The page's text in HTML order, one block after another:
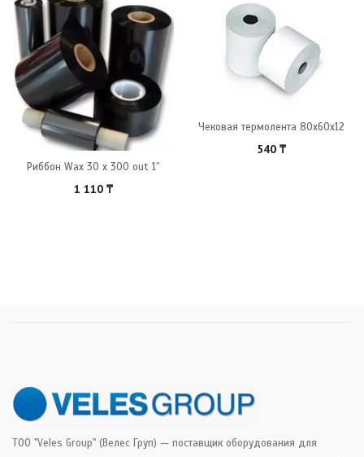
Риббон Wax 30 x 300 out 1″
1 110 ₸
Чековая термолента 80x60x12
540 ₸
ТОО "Veles Group" (Велес Груп) — поставщик оборудования для